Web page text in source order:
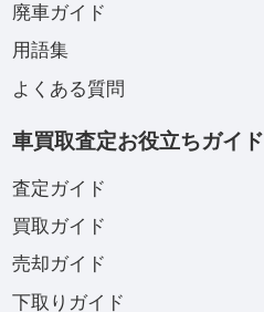
廃車ガイド
用語集
よくある質問
車買取査定お役立ちガイド
査定ガイド
買取ガイド
売却ガイド
下取りガイド